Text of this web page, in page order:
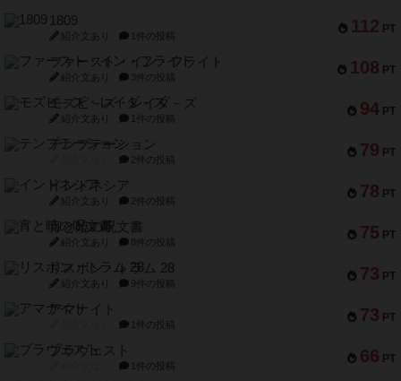
112 PT
1809
紹介文あり 1件の投稿
108 PT
ファースト・イン・フライト
紹介文あり 3件の投稿
94 PT
モズビ－ズ・レイダ－ズ
紹介文あり 1件の投稿
79 PT
テンプテーション
2件の投稿
78 PT
インドネシア
紹介文あり 2件の投稿
75 PT
宵と暁の呪文書
紹介文あり 8件の投稿
73 PT
リスボン・トラム 28
紹介文あり 9件の投稿
73 PT
アマナイト
1件の投稿
66 PT
ブラヴェスト
1件の投稿